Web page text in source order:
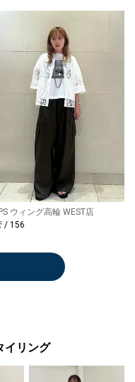
ウィング高輪 WEST店
/ 156
イリング